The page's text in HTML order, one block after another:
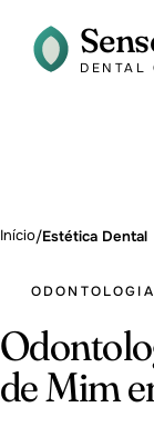
DENTAL
Início/Estética Dental
de Mim